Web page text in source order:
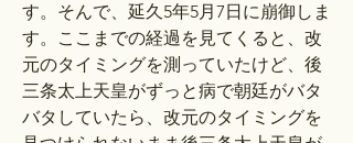
す。そんで、延久5年5月7日に崩御しま
す。ここまでの経過を見てくると、改
元のタイミングを測っていたけど、後
三条太上天皇がずっと病で朝廷がバタ
バタしていたら、改元のタイミングを